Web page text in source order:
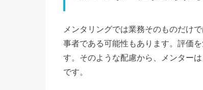
メンタリングでは業務そのものだけ
事者である可能性もあります。評価
す。そのような配慮から、メンター
です。